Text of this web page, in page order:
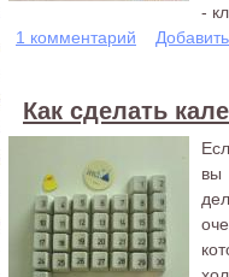
-
1 комментарий
Как сделать
вы